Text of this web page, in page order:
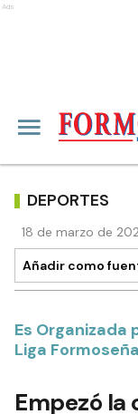
Ads
DEPORTES
18 de marzo de
Añadir como
Es Organizada
Liga
Empezó